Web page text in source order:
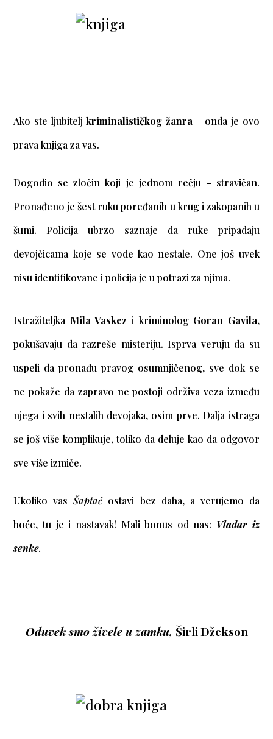
Ako ste ljubiteljkriminalističkog žanra – onda je ovo
prava knjiga za vas.
Dogodio se zločin koji je jednom rečju – stravičan.
Pronađeno je šest ruku poređanih u krug i zakopanih u
šumi. Policija ubrzo saznaje da ruke pripadaju
devojčicama koje se vode kao nestale. One još uvek
nisu identifikovane i policija je u potrazi za njima.
Istražiteljka Mila Vaskez i kriminolog Goran Gavila,
pokušavaju da razreše misteriju. Isprva veruju da su
uspeli da pronađu pravog osumnjičenog, sve dok se
ne pokaže da zapravo ne postoji održiva veza između
njega i svih nestalih devojaka, osim prve. Dalja istraga
se još više komplikuje, toliko da deluje kao da odgovor
sve više izmiče.
Ukoliko vasŠaptač ostavi bez daha, a verujemo da
hoće, tu je i nastavak! Mali bonus od nas: Vladar iz
senke.
Oduvek smo živele u zamku, Širli Džekson